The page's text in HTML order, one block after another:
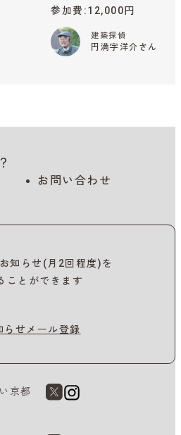
参加費 12,000円
建築探偵
円満字洋介さん
お問い合わせ
知らせ(月2回程度)を
ことができます
らせメール登録
京都